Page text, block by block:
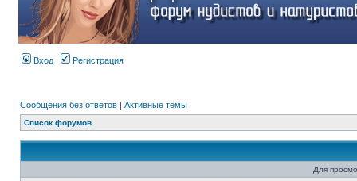
Вход Регистрация
Сообщения без ответов | Активные темы
Список форумов
Для